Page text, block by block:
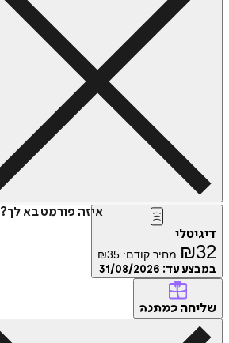
איזה פורמט בא לך?
דיגיטלי
₪32 מחיר קודם: ₪35
במבצע עד: 31/08/2026
שליחה כמתנה